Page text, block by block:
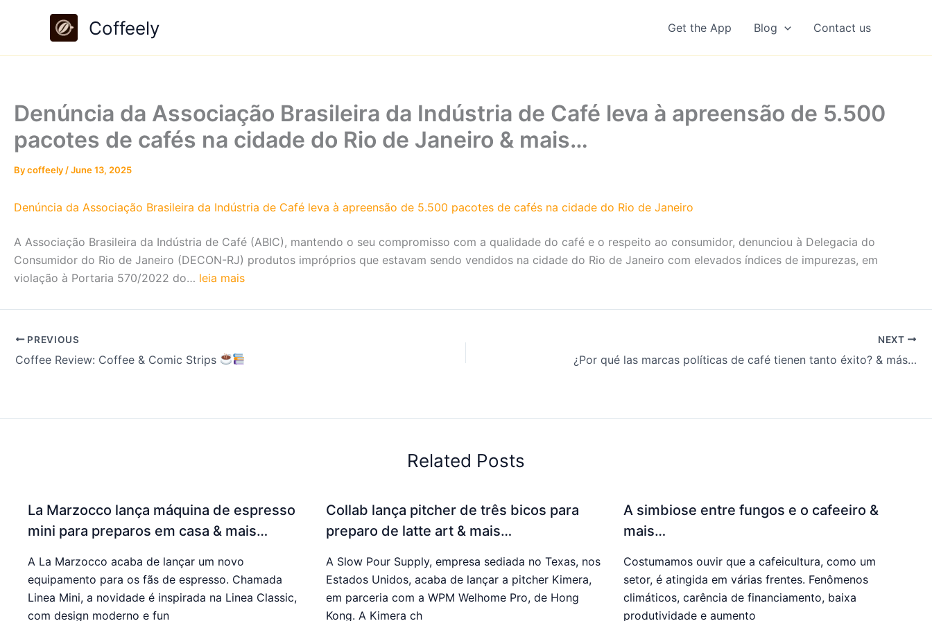
Coffeely Get the App Blog Contact us
Denúncia da Associação Brasileira da Indústria de Café leva à apreensão de 5.500
pacotes de cafés na cidade do Rio de Janeiro & mais…
Bycoffeely /June 13, 2025
Denúncia da Associação Brasileira da Indústria de Café leva à apreensão de 5.500 pacotes de cafés na cidade do Rio de Janeiro
A Associação Brasileira da Indústria de Café (ABIC), mantendo o seu compromisso com a qualidade do café e o respeito ao consumidor, denunciou à Delegacia do
Consumidor do Rio de Janeiro (DECON-RJ) produtos impróprios que estavam sendo vendidos na cidade do Rio de Janeiro com elevados índices de impurezas, em
violação à Portaria 570/2022 do… leia mais
PREVIOUS
Coffee Review: Coffee & Comic Strips
NEXT
¿Por qué las marcas políticas de café tienen tanto éxito? & más…
Related Posts
La Marzocco lança máquina de espresso
mini para preparos em casa & mais…
A La Marzocco acaba de lançar um novo
equipamento para os fãs de espresso. Chamada
Linea Mini, a novidade é inspirada na Linea Classic,
com design moderno e fun
Collab lança pitcher de três bicos para
preparo de latte art & mais…
A Slow Pour Supply, empresa sediada no Texas, nos
Estados Unidos, acaba de lançar a pitcher Kimera,
em parceria com a WPM Welhome Pro, de Hong
Kong. A Kimera ch
A simbiose entre fungos e o cafeeiro &
mais…
Costumamos ouvir que a cafeicultura, como um
setor, é atingida em várias frentes. Fenômenos
climáticos, carência de financiamento, baixa
produtividade e aumento